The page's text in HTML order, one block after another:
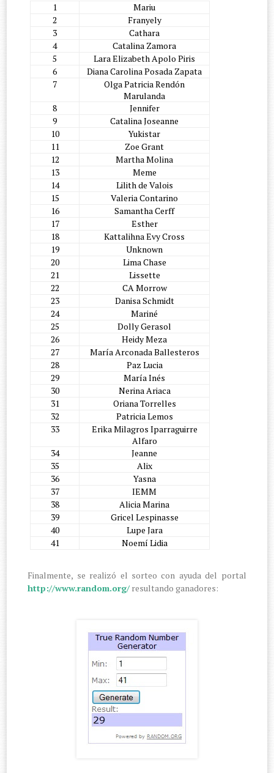
1
Mariu
2
Franyely
3
Cathara
4
Catalina Zamora
5
Lara Elizabeth Apolo Piris
6
Diana Carolina Posada Zapata
7
Olga Patricia Rendón
Marulanda
8
Jennifer
9
Catalina Joseanne
10
Yukistar
11
Zoe Grant
12
Martha Molina
13
Meme
14
Lilith de Valois
15
Valeria Contarino
16
Samantha Cerff
17
Esther
18
Kattalihna Evy Cross
19
Unknown
20
Lima Chase
21
Lissette
22
CA Morrow
23
Danisa Schmidt
24
Mariné
25
Dolly Gerasol
26
Heidy Meza
27
María Arconada Ballesteros
28
Paz Lucia
29
María Inés
30
Nerina Ariaca
31
Oriana Torrelles
32
Patricia Lemos
33
Erika Milagros Iparraguirre
Alfaro
34
Jeanne
35
Alix
36
Yasna
37
IEMM
38
Alicia Marina
39
Gricel Lespinasse
40
Lupe Jara
41
Noemí Lidia
Finalmente, se realizó el sorteo con ayuda del portal
http://www.random.org/ resultando ganadores: